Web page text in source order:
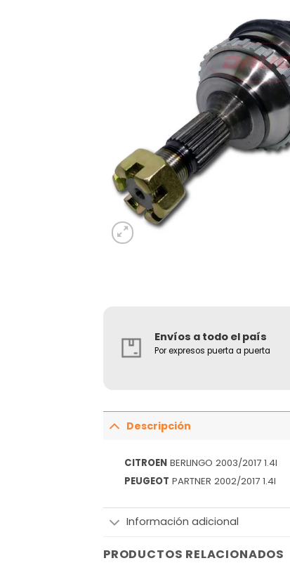
Envíos a todo el país
Por expresos puerta a puerta
Descripción
CITROEN BERLINGO 2003/2017 1.4I
PEUGEOT PARTNER 2002/2017 1.4I
Información adicional
PRODUCTOS RELACIONADOS